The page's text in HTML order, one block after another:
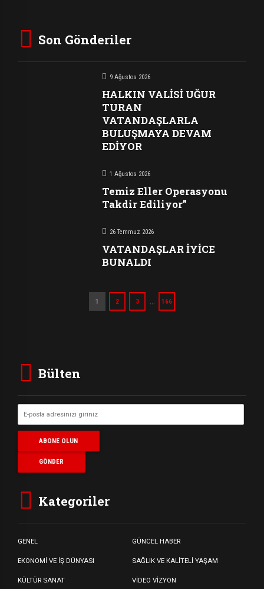
Son Gönderiler
9 Ağustos 2026
HALKIN VALİSİ UĞUR
TURAN
VATANDAŞLARLA
BULUŞMAYA DEVAM
EDİYOR
1 Ağustos 2026
Temiz Eller Operasyonu
Takdir Ediliyor”
26 Temmuz 2026
VATANDAŞLAR İYİCE
BUNALDI
1 2 3 166
Bülten
Kategoriler
GENEL GÜNCEL HABER
EKONOMİ VE İŞ DÜNYASI SAĞLIK VE KALİTELİ YAŞAM
KÜLTÜR SANAT VİDEO VİZYON